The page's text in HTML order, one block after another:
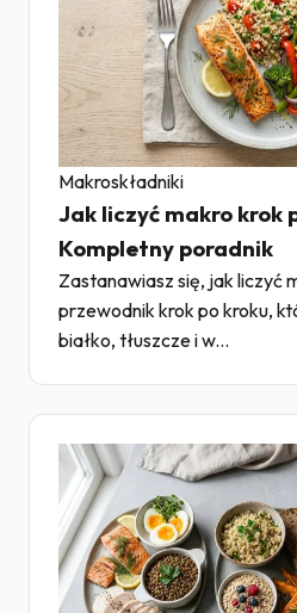
Makroskładniki
Jak liczyć makro krok
Kompletny poradnik
Zastanawiasz się, jak liczyć
przewodnik krok po kroku,
białko, tłuszcze i w...